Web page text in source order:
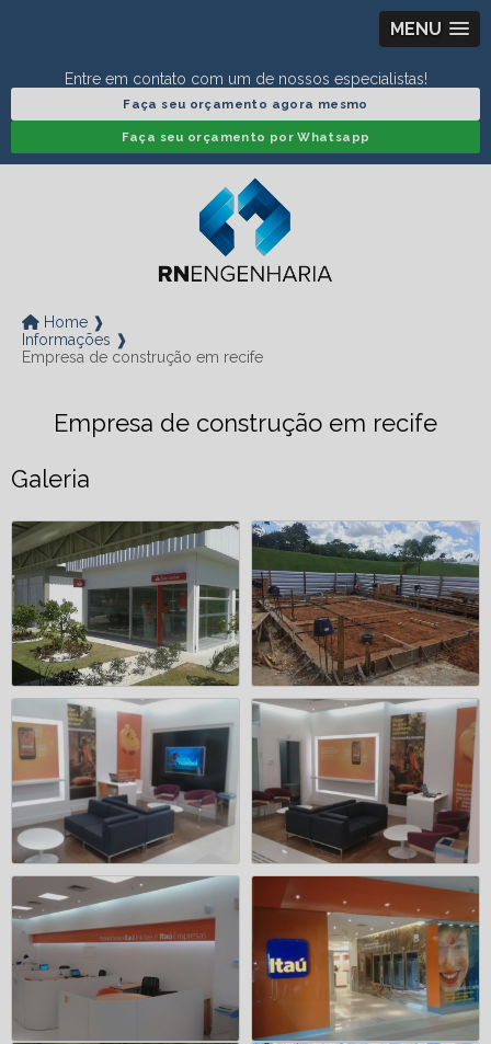
MENU
Entre em contato com um de nossos especialistas!
Faça seu orçamento agora mesmo
Faça seu orçamento por Whatsapp
Home ❱
Informações ❱
Empresa de construção em recife
Empresa de construção em recife
Galeria